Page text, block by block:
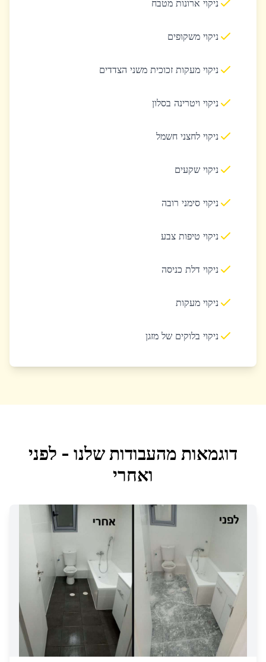
ניקוי ארונות מטבח
ניקוי משקופים
ניקוי מעקות זכוכית משני הצדדים
ניקוי ויטרינה בסלון
ניקוי לחצני חשמל
ניקוי שקעים
ניקוי סימני רובה
ניקוי טיפות צבע
ניקוי דלת כניסה
ניקוי מעקות
ניקוי בלוקים של מזגן
דוגמאות מהעבודות שלנו - לפני
ואחרי